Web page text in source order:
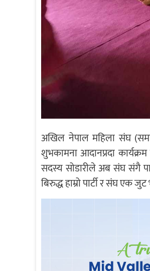
अखिल नेपाल महिला संघ
शुभकामना आदानप्रदा
सदस्य सोडारीले अब संघ संगै
बिरुद्ध हाम्रो पार्टी र संघ एक